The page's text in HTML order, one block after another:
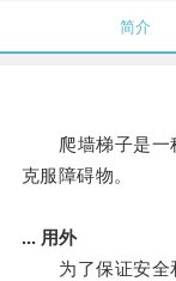
简介
爬墙梯子是一种
克服障碍物。
... 用外
为了保证安全和